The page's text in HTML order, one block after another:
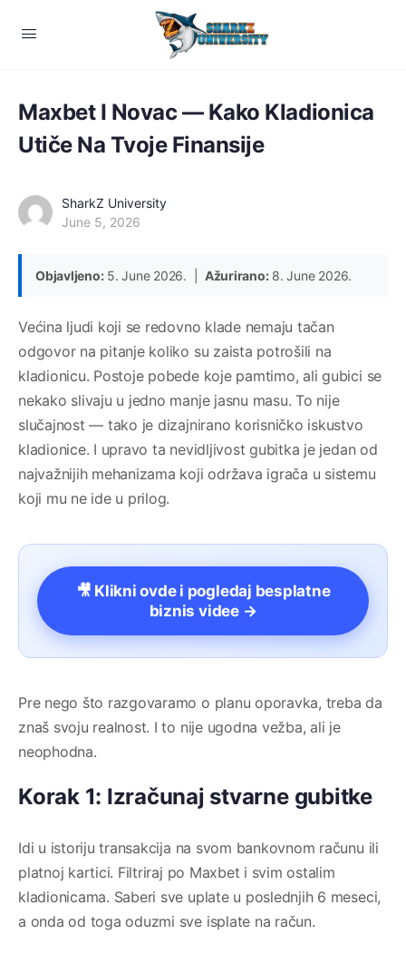
Maxbet I Novac — Kako Kladionica
Utiče Na Tvoje Finansije
SharkZ University
June 5, 2026
Objavljeno:5. June 2026. | Ažurirano:8. June 2026.
Većina ljudi koji se redovno klade nemaju tačan
odgovor na pitanje koliko su zaista potrošili na
kladionicu. Postoje pobede koje pamtimo, ali gubici se
nekako slivaju u jedno manje jasnu masu. To nije
slučajnost — tako je dizajnirano korisničko iskustvo
kladionice. I upravo ta nevidljivost gubitka je jedan od
najvažnijih mehanizama koji održava igrača u sistemu
koji mu ne ide u prilog.
🎥 Klikni ovde i pogledaj besplatne
biznis videe →
Pre nego što razgovaramo o planu oporavka, treba da
znaš svoju realnost. I to nije ugodna vežba, ali je
neophodna.
Korak 1: Izračunaj stvarne gubitke
Idi u istoriju transakcija na svom bankovnom računu ili
platnoj kartici. Filtriraj po Maxbet i svim ostalim
kladionicama. Saberi sve uplate u poslednjih 6 meseci,
a onda od toga oduzmi sve isplate na račun.